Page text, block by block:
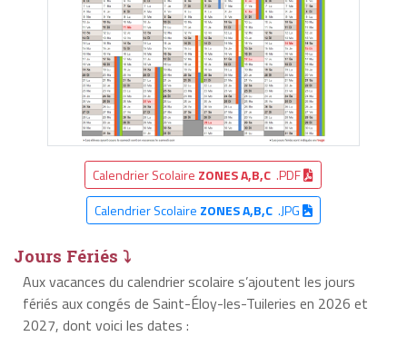
Calendrier Scolaire ZONES A,B,C .PDF
Calendrier Scolaire ZONES A,B,C.JPG
Jours Fériés ⤵
Aux vacances du calendrier scolaire s’ajoutent les jours
fériés aux congés de Saint-Éloy-les-Tuileries en 2026 et
2027, dont voici les dates :